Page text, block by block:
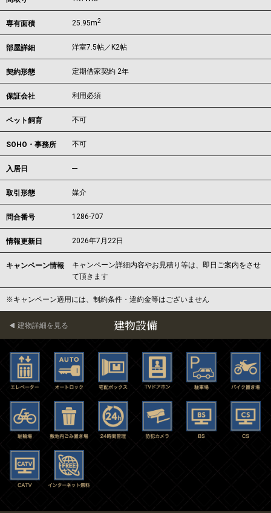
専有面積 25.95m2
部屋詳細 洋室7.5帖／K2帖
契約形態 定期借家契約 2年
保証会社 利用必須
ペット飼育 不可
SOHO・事務所 不可
入居日 ---
取引形態 媒介
問合番号 1286-707
情報更新日 2026年7月22日
キャンペーン情報
キャンペーン詳細内容やお見積り等は、即日ご案内をさせ
て頂きます
※キャンペーン適用には、制約条件・違約金等はございません
建物設備
建物詳細を見る